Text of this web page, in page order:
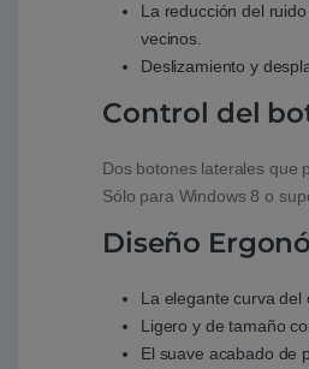
La reducción del
vecinos.
Deslizamiento y
Control del
Dos botones laterales que
Sólo para Windows 8 o
Diseño
La elegante curva
Ligero y de tamaño
El suave acabado de